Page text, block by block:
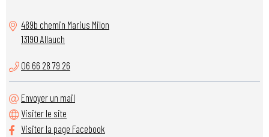
489b chemin Marius Milon
13190 Allauch
06 66 28 79 26
Envoyer un mail
Visiter le site
Visiter la page Facebook